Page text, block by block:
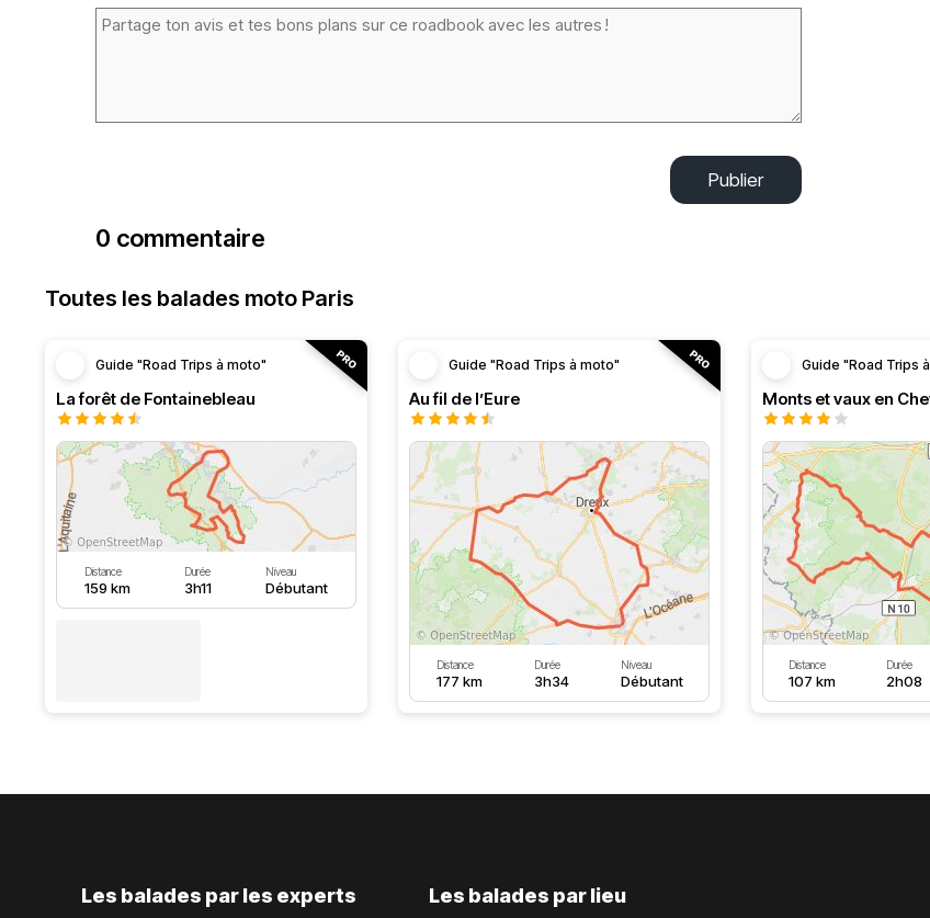
Publier
0 commentaire
Toutes les balades moto Paris
Guide "Road Trips à moto"
La forêt de Fontainebleau
Distance
159 km
Durée
3h11
Niveau
Débutant
Guide "Road Trips à moto"
Au fil de l’Eure
Distance
177 km
Durée
3h34
Niveau
Débutant
Guide "Road Trips
Monts et vaux en
Distance
107 km
Durée
2h08
Les balades par les experts Les balades par lieu